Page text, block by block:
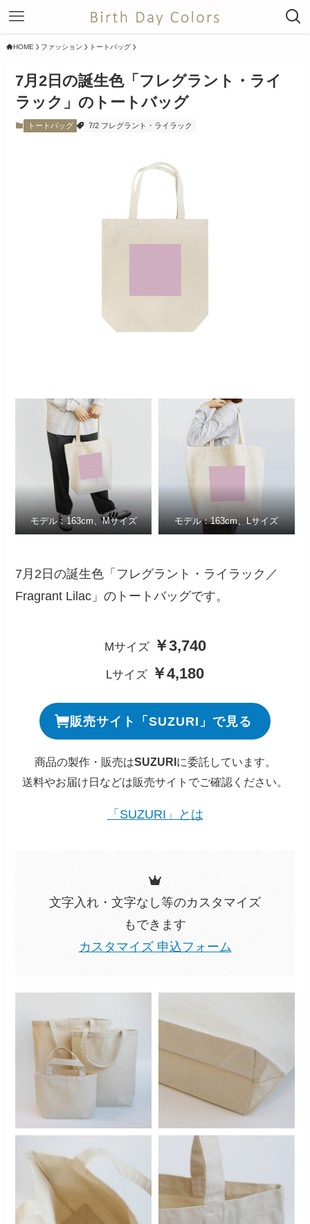
HOME ファッション トートバッグ
7月2日の誕生色「フレグラント・ライ
ラック」のトートバッグ
トートバッグ 7/2 フレグラント・ライラック
モデル：163cm、Mサイズ モデル：163cm、Lサイズ
7月2日の誕生色「フレグラント・ライラック／
Fragrant Lilac」のトートバッグです。
Mサイズ ￥3,740
Lサイズ ￥4,180
販売サイト「SUZURI」で見る
商品の製作・販売はSUZURIに委託しています。
送料やお届け日などは販売サイトでご確認ください。
「SUZURI」とは
文字入れ・文字なし等のカスタマイズ
もできます
カスタマイズ 申込フォーム